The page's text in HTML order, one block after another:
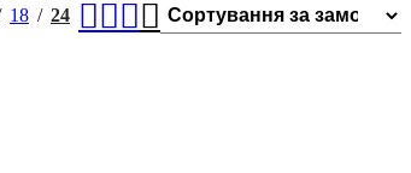
18 24